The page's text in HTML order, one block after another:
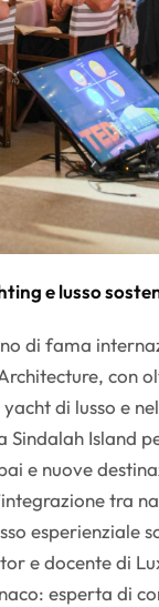
e lusso
di fama
con
di lusso e
Island
e nuove
tra
esperienziale
e docente di
esperta di